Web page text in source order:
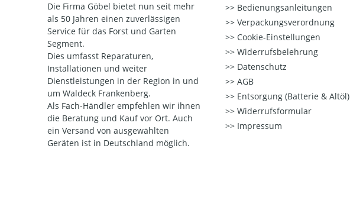
Die Firma Göbel bietet nun seit mehr
als 50 Jahren einen zuverlässigen
Service für das Forst und Garten
Segment.
Dies umfasst Reparaturen,
Installationen und weiter
Dienstleistungen in der Region in und
um Waldeck Frankenberg.
Als Fach-Händler empfehlen wir ihnen
die Beratung und Kauf vor Ort. Auch
ein Versand von ausgewählten
Geräten ist in Deutschland möglich.
Bedienungsanleitungen
Verpackungsverordnung
Cookie-Einstellungen
Widerrufsbelehrung
Datenschutz
AGB
Entsorgung (Batterie & Altöl)
Widerrufsformular
Impressum